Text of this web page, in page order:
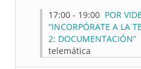
17:00 - 19:00 POR
“INCORPÓRATE A LA
2: DOCUMENTACIÓN”
telemática